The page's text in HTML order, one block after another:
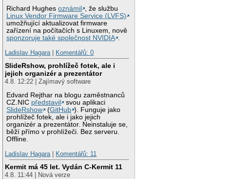
Richard Hughesoznámil
, že službu
Linux Vendor Firmware Service (LVFS)
umožňující aktualizovat firmware
zařízení na počítačích s Linuxem, nově
sponzoruje také společnost NVIDIA .
Ladislav Hagara| Komentářů: 0
SlideRshow, prohlížeč fotek, ale i
jejich organizér a prezentátor
4.8. 12:22 | Zajímavý software
Edvard Rejthar na blogu zaměstnanců
CZ.NIC představil
svou aplikaci
SlideRshow
(GitHub ). Funguje jako
prohlížeč fotek, ale i jako jejich
organizér a prezentátor. Neinstaluje se,
běží přímo v prohlížeči. Bez serveru.
Offline.
Ladislav Hagara| Komentářů: 11
Kermit má 45 let. Vydán C-Kermit 11
4.8. 11:44 | Nová verze